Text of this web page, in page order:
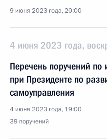
9 июня 2023 года, 20:00
4 июня 2023 года,
Перечень поручений по
при Президенте по
самоуправления
4 июня 2023 года, 19:00
39 поручений